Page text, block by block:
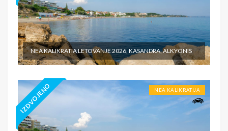
NEA KALIKRATIA LETOVANJE 2026, KASANDRA, ALKYONIS
IZDVOJENO NEA KALIKRATIJA